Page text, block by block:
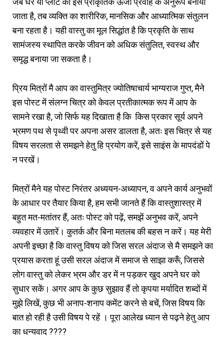
जाता है, तब व्यक्ति का शारीरिक, मानसिक और आध्यात्मिक संतुलन
बना रहता है। यही वास्तु का मूल सिद्धांत है कि प्रकृति के साथ
सामंजस्य स्थापित करके जीवन को अधिक संतुलित, स्वस्थ और
समृद्ध बनाया जा सकता है।
प्रिय मित्रों मै आप का वास्तुमित्र ज्योतिषाचार्य भाग्यराज गुप्त, मैने
इस पोस्ट में संलग्न चित्र को केवल प्रतीकात्मक रूप में आप के
सामने रखा है, जो सिर्फ यह दिखाता है कि किस प्रकार सूर्य अपने
भ्रमण पथ से पृथ्वी पर अपना असर डालता है, अतः इस चित्र से यह
विषय सरलता से समझने हेतु हि प्रयोग करें, इसे साइंस के मापदंडों पे
न परखें।
मित्रों मैने यह पोस्ट निरंतर अध्ययन-अध्यापन, व अपने कार्य अनुभवों
के आधार पर तैयार किया है, हम सभी जानते हैं कि वास्तुशास्त्र में
बहुत मत-मतांतर हैं, अतः पोस्ट को पढ़ें, समझें अनुभव करें, अपने
व्यवहार में उतारें। कुतर्क और बिना मतलब की बहस न करें। यह मेरी
अपनी इच्छा है कि वास्तु विषय को जिस सरल अंदाज से मै समझने का
प्रयास करता हूं उसी सरल अंदाज में समाज से साझा करूँ, जिससे
लोग वास्तु को लेकर भ्रम और डर में न पड़कर खुद अपने घर को
सुधार सकें। अगर आप के कुछ सुझाव हैं तो कृपया मर्यादित शब्दों में
मुझे लिखें, कुछ भी अनाप-शनाप कमेंट करने से बचें, जिस विषय कि
बात हो रही है उसी विषय पे रहें । पूरा आलेख ध्यान से पढ़ने हेतु आप
का धन्यवाद ????